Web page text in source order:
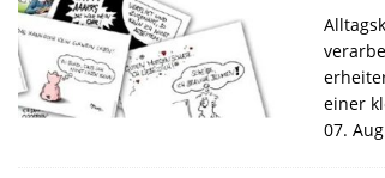
einer
07.